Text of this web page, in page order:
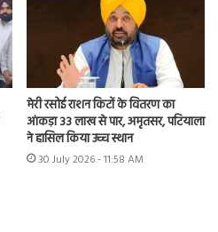
मेरी रसोई राशन किटों के वितरण का
आंकड़ा 33 लाख से पार, अमृतसर, पटियाला
ने हासिल किया उच्च स्थान
30 July 2026 - 11:58 AM